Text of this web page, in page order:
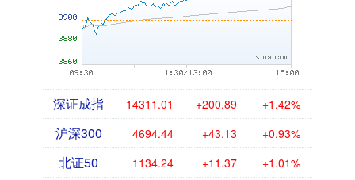
深证成指 14311.01 +200.89 +1.42%
沪深300 4694.44 +43.13 +0.93%
北证50 1134.24 +11.37 +1.01%